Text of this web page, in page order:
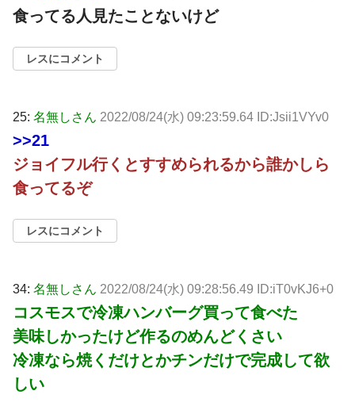
食ってる人見たことないけど
レスにコメント
25: 名無しさん 2022/08/24(水) 09:23:59.64 ID:Jsii1VYv0
>>21
ジョイフル行くとすすめられるから誰かしら
食ってるぞ
レスにコメント
34: 名無しさん 2022/08/24(水) 09:28:56.49 ID:iT0vKJ6+0
コスモスで冷凍ハンバーグ買って食べた
美味しかったけど作るのめんどくさい
冷凍なら焼くだけとかチンだけで完成して欲
しい